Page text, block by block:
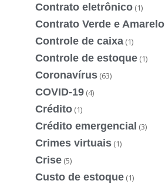
Contrato eletrônico (1)
Contrato Verde e Amarelo
Controle de caixa (1)
Controle de estoque (1)
Coronavírus (63)
COVID-19 (4)
Crédito (1)
Crédito emergencial (3)
Crimes virtuais (1)
Crise (5)
Custo de estoque (1)